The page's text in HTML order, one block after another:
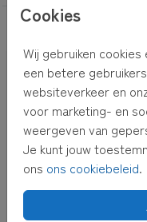
Cookies
Wij gebruiken
een betere
websiteverkeer en
voor marketing- en
weergeven van
Je kunt jouw
ons ons cookiebeleid.